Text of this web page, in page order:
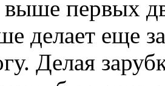
выше первых
делает еще
Делая